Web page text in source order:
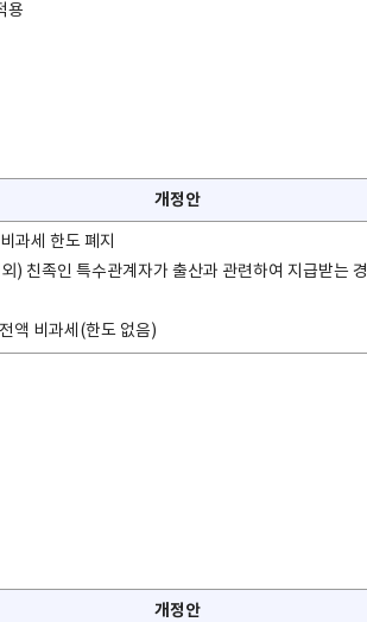
용
개정안
과세 한도 폐지
) 친족인 특수관계자가 출산과 관련하여 지급받는 경
액 비과세(한도 없음)
개정안